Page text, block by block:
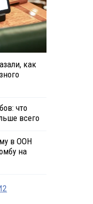
как
что
всего
в ООН
на